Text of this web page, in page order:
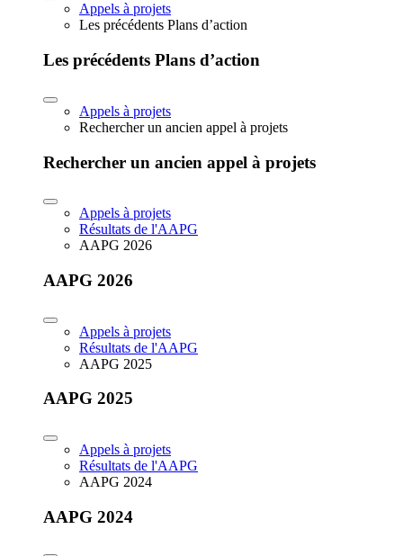
Appels à projets
Les précédents Plans d’action
Les précédents Plans d’action
Appels à projets
Rechercher un ancien appel à projets
Rechercher un ancien appel à projets
Appels à projets
Résultats de l'AAPG
AAPG 2026
AAPG 2026
Appels à projets
Résultats de l'AAPG
AAPG 2025
AAPG 2025
Appels à projets
Résultats de l'AAPG
AAPG 2024
AAPG 2024